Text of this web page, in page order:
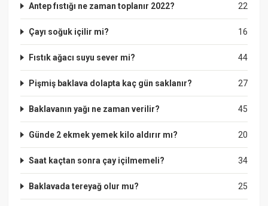
22
Antep fıstığı ne zaman toplanır 2022?
16
Çayı soğuk içilir mi?
44
Fıstık ağacı suyu sever mi?
27
Pişmiş baklava dolapta kaç gün saklanır?
45
Baklavanın yağı ne zaman verilir?
20
Günde 2 ekmek yemek kilo aldırır mı?
34
Saat kaçtan sonra çay içilmemeli?
25
Baklavada tereyağ olur mu?